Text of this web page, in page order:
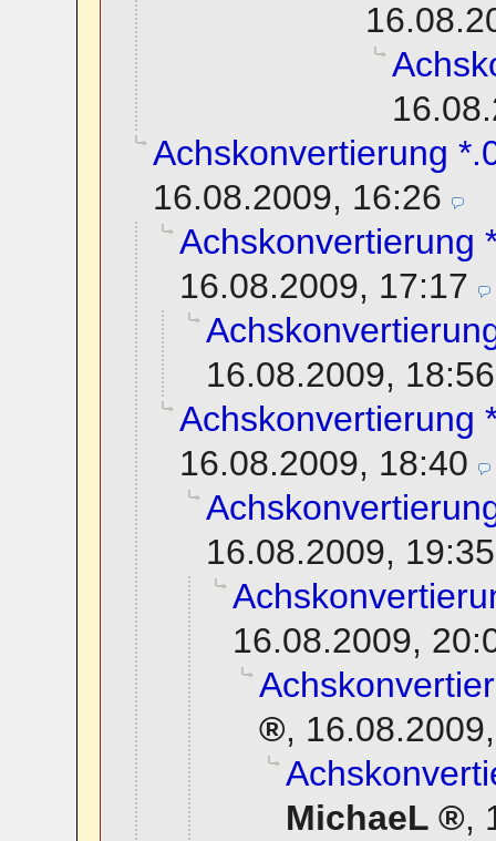
Achskonvertierung
16.08.2009, 16:26
Achskonvertierung
16.08.2009, 17:17
16.08.2009, 18:56
Achskonvertierung
16.08.2009, 18:40
16.08.2009, 19:35
16.08.2009,
,
MichaeL
,